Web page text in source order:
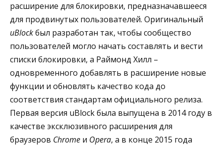
расширение для блокировки, предназначавшееся
для продвинутых пользователей. Оригинальный
uBlockбыл разработан так, чтобы сообщество
пользователей могло начать составлять и вести
списки блокировки, а Раймонд Хилл –
одновременного добавлять в расширение новые
функции и обновлять качество кода до
соответствия стандартам официального релиза.
Первая версия uBlock была выпущена в 2014 году в
качестве эксклюзивного расширения для
браузеров Chrome и Opera, а в конце 2015 года